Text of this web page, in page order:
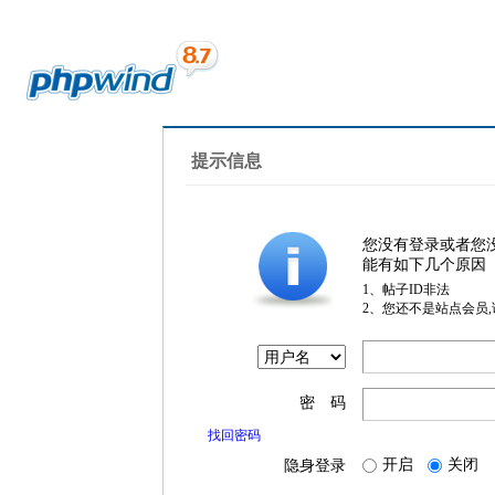
提示信息
您没有登录或者您
能有如下几个原因
1、帖子ID非法
2、您还不是站点会员
密 码
找回密码
隐身登录 开启 关闭